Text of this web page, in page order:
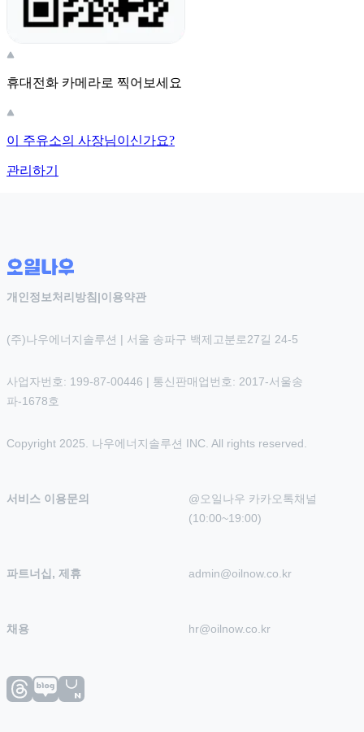
휴대전화 카메라로 찍어보세요
이 주유소의 사장님이신가요?
관리하기
개인정보처리방침 |이용약관
(주)나우에너지솔루션 | 서울 송파구 백제고분로27길 24-5
사업자번호: 199-87-00446 | 통신판매업번호: 2017-서울송
파-1678호
Copyright 2025. 나우에너지솔루션 INC. All rights reserved.
서비스 이용문의
@오일나우 카카오톡채널
(10:00~19:00)
파트너십, 제휴 admin@oilnow.co.kr
채용 hr@oilnow.co.kr